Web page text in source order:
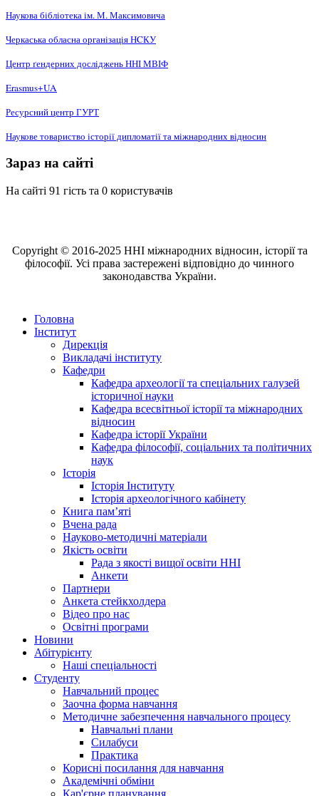
Наукова бібліотека ім. М. Максимовича
Черкаська обласна організація НCКУ
Центр ґендерних досліджень ННІ МВІФ
Erasmus+UA
Ресурсний центр ГУРТ
Наукове товариство історії дипломатії та міжнародних відносин
Зараз на сайті
На сайті 91 гість та 0 користувачів
Copyright © 2016-2025 ННІ міжнародних відносин, історії та
філософії. Усі права застережені відповідно до чинного
законодавства України.
Головна
Інститут
Дирекція
Викладачі інституту
Кафедри
Кафедра археології та спеціальних галузей
історичної науки
Кафедра всесвітньої історії та міжнародних
відносин
Кафедра історії України
Кафедра філософії, соціальних та політичних
наук
Історія
Історія Інституту
Історія археологічного кабінету
Книга памʼяті
Вчена рада
Науково-методичні матеріали
Якість освіти
Рада з якості вищої освіти ННІ
Анкети
Партнери
Анкета стейкхолдера
Відео про нас
Освітні програми
Hовини
Абітурієнту
Наші спеціальності
Студенту
Навчальний процес
Заочна форма навчання
Методичне забезпечення навчального процесу
Навчальні плани
Силабуси
Практика
Корисні посилання для навчання
Академічні обміни